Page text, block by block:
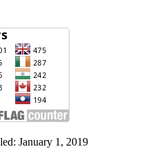
January 1, 2019